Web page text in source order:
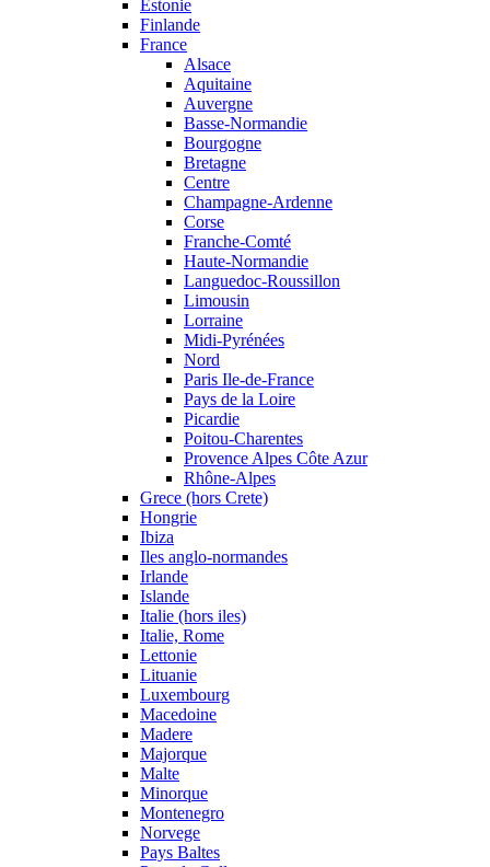
Estonie
Finlande
France
Alsace
Aquitaine
Auvergne
Basse-Normandie
Bourgogne
Bretagne
Centre
Champagne-Ardenne
Corse
Franche-Comté
Haute-Normandie
Languedoc-Roussillon
Limousin
Lorraine
Midi-Pyrénées
Nord
Paris Ile-de-France
Pays de la Loire
Picardie
Poitou-Charentes
Provence Alpes Côte Azur
Rhône-Alpes
Grece (hors Crete)
Hongrie
Ibiza
Iles anglo-normandes
Irlande
Islande
Italie (hors iles)
Italie, Rome
Lettonie
Lituanie
Luxembourg
Macedoine
Madere
Majorque
Malte
Minorque
Montenegro
Norvege
Pays Baltes